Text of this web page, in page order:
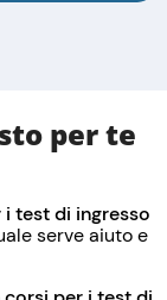
per te
i test di ingresso
serve aiuto e